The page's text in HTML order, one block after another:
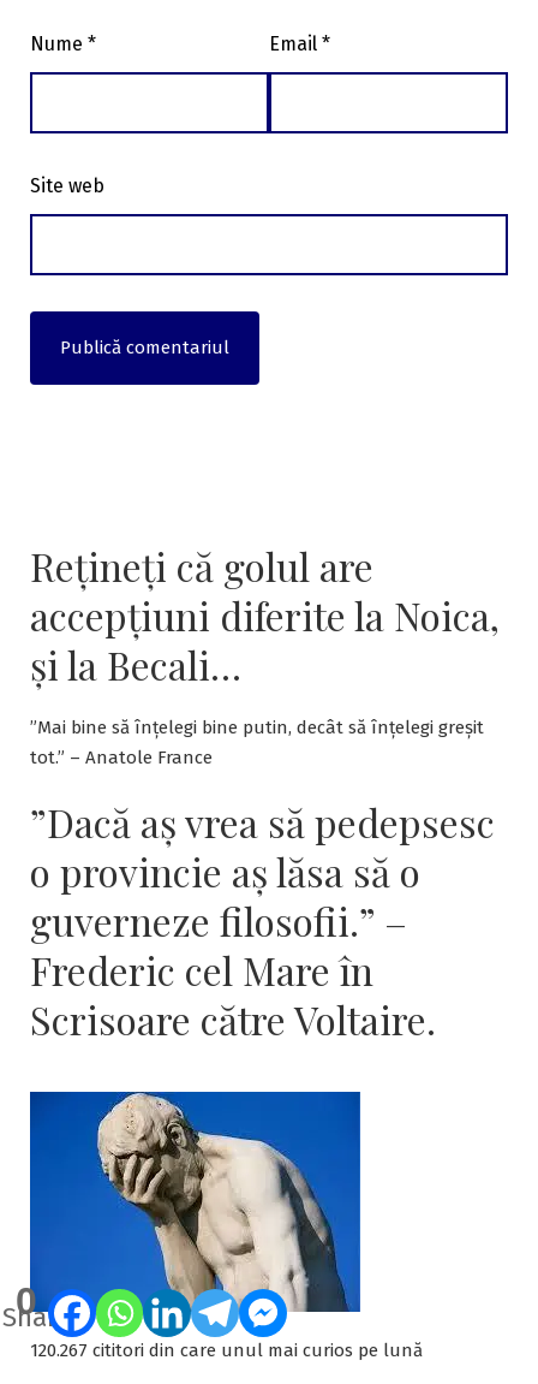
0
Shares
Nume * Email *
Site web
Rețineți că golul are
accepțiuni diferite la Noica,
și la Becali…
”Mai bine să înțelegi bine putin, decât să înțelegi greșit
tot.” – Anatole France
”Dacă aş vrea să pedepsesc
o provincie aş lăsa să o
guverneze filosofii.” –
Frederic cel Mare în
Scrisoare către Voltaire.
120.267 cititori din care unul mai curios pe lună